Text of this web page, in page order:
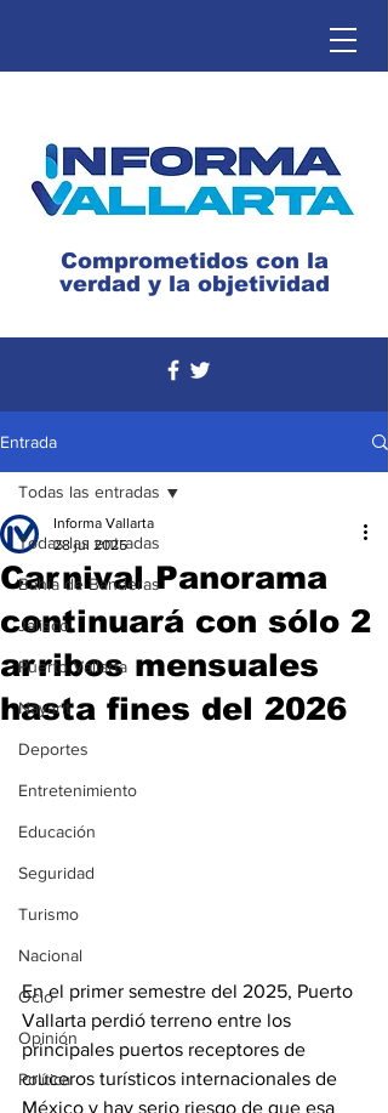
Comprometidos con la
verdad y la objetividad
Entrada
Todas las entradas
Bahía de Banderas
Jalisco
Puerto Vallarta
Nayarit
Deportes
Entretenimiento
Educación
Seguridad
Turismo
Nacional
Ocio
Opinión
Política
Todas las entradas
Carnival Panorama
continuará con sólo 2
arribos mensuales
hasta fines del 2026
Informa Vallarta
28 jul 2025
En el primer semestre del 2025, Puerto
Vallarta perdió terreno entre los
principales puertos receptores de
cruceros turísticos internacionales de
México y hay serio riesgo de que esa